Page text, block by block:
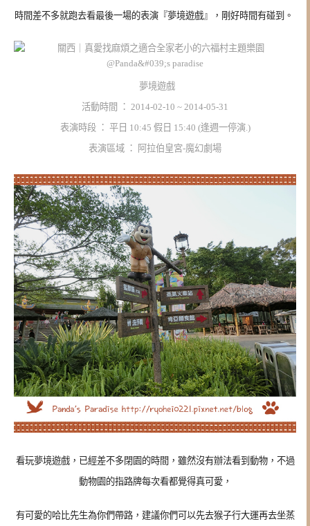
時間差不多就跑去看最後一場的表演『夢境遊戲』，剛好時間有碰到。
夢境遊戲
活動時間 ： 2014-02-10 ~ 2014-05-31
表演時段 ： 平日 10:45 假日 15:40 (逢週一停演.)
表演區域 ： 阿拉伯皇宮-魔幻劇場
看玩夢境遊戲，已經差不多閉園的時間，雖然沒有辦法看到動物，不過
動物園的指路牌每次看都覺得真可愛，
有可愛的哈比先生為你們帶路，建議你們可以先去猴子行大運再去坐蒸